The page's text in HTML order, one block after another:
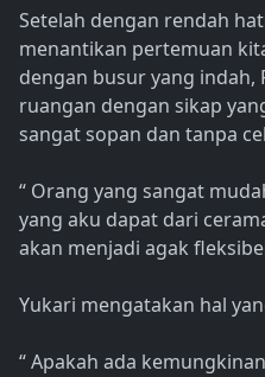
Setelah dengan rendah
menantikan pertemuan
dengan busur yang indah,
ruangan dengan sikap
sangat sopan dan tanpa
“ Orang yang sangat
yang aku dapat dari
akan menjadi agak
Yukari mengatakan hal
“ Apakah ada